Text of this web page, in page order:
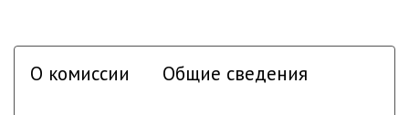
О комиссии Общие сведения